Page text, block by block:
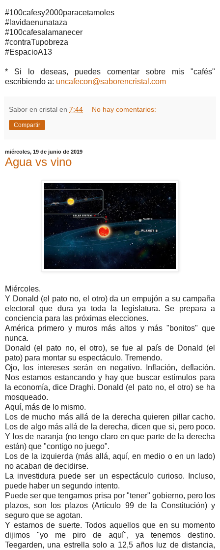
#100cafesy2000paracetamoles
#lavidaenunataza
#100cafesalamanecer
#contraTupobreza
#EspacioA13
* Si lo deseas, puedes comentar sobre mis "cafés"
escribiendo a: uncafecon@saborencristal.com
Sabor en cristal en 7:44 No hay comentarios:
Compartir
miércoles, 19 de junio de 2019
Agua vs vino
Miércoles.
Y Donald (el pato no, el otro) da un empujón a su campaña
electoral que dura ya toda la legislatura. Se prepara a
conciencia para las próximas elecciones.
América primero y muros más altos y más "bonitos" que
nunca.
Donald (el pato no, el otro), se fue al país de Donald (el
pato) para montar su espectáculo. Tremendo.
Ojo, los intereses serán en negativo. Inflación, deflación.
Nos estamos estancando y hay que buscar estímulos para
la economía, dice Draghi. Donald (el pato no, el otro) se ha
mosqueado.
Aquí, más de lo mismo.
Los de mucho más allá de la derecha quieren pillar cacho.
Los de algo más allá de la derecha, dicen que si, pero poco.
Y los de naranja (no tengo claro en que parte de la derecha
están) que "contigo no juego".
Los de la izquierda (más allá, aquí, en medio o en un lado)
no acaban de decidirse.
La investidura puede ser un espectáculo curioso. Incluso,
puede haber un segundo intento.
Puede ser que tengamos prisa por "tener" gobierno, pero los
plazos, son los plazos (Artículo 99 de la Constitución) y
seguro que se agotan.
Y estamos de suerte. Todos aquellos que en su momento
dijimos "yo me piro de aquí", ya tenemos destino.
Teegarden, una estrella solo a 12,5 años luz de distancia,